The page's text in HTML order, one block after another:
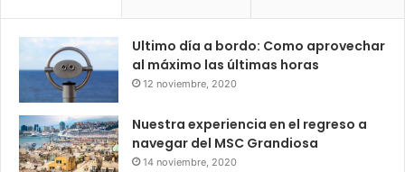
Ultimo día a bordo: Como aprovechar
al máximo las últimas horas
12 noviembre, 2020
Nuestra experiencia en el regreso a
navegar del MSC Grandiosa
14 noviembre, 2020